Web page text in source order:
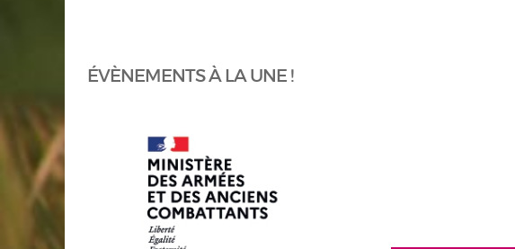
ÉVÈNEMENTS À LA UNE !